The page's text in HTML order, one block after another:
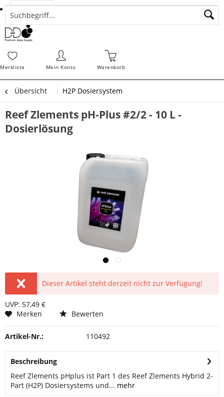
Suchen
Merkliste Mein Konto
Bestellungen Schnellerfassung
Warenkorb
Übersicht H2P Dosiersystem
Reef Zlements pH-Plus #2/2 - 10 L -
Dosierlösung
Dieser Artikel steht derzeit nicht zur Verfügung!
UVP: 57,49 €
Merken
Bewerten
Artikel-Nr.: 110492
Beschreibung
Reef Zlements pHplus ist Part 1 des Reef Zlements Hybrid 2-
Part (H2P) Dosiersystems und... mehr